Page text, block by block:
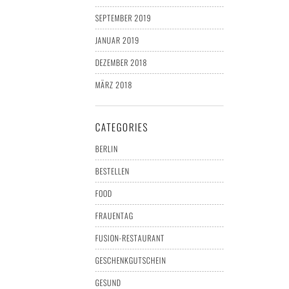
SEPTEMBER 2019
JANUAR 2019
DEZEMBER 2018
MÄRZ 2018
CATEGORIES
BERLIN
BESTELLEN
FOOD
FRAUENTAG
FUSION-RESTAURANT
GESCHENKGUTSCHEIN
GESUND